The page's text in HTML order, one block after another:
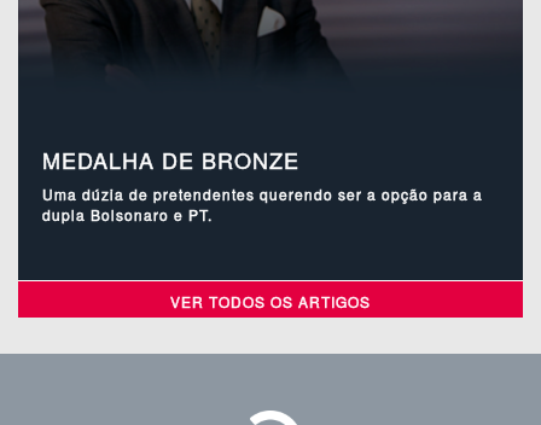
MEDALHA DE BRONZE
Uma dúzia de pretendentes querendo ser a opção para a
dupla Bolsonaro e PT.
VER TODOS OS ARTIGOS